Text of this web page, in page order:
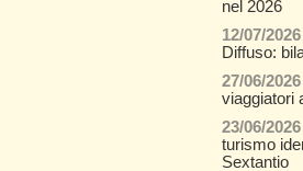
nel 2026
12/07/2026
Diffuso:
27/06/2026
viaggiatori
23/06/2026
turismo
Sextantio